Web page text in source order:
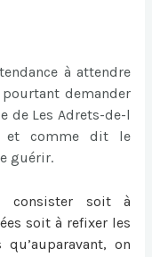
à attendre
demander
de Les Adrets-de-l
et comme dit le
guérir.
consister soit à
soit à refixer les
on